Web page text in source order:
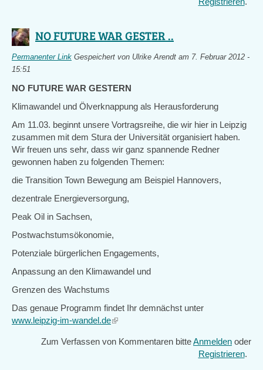
NO FUTURE WAR GESTER ..
Permanenter Link Gespeichert von Ulrike Arendt am 7. Februar 2012 -
15:51
NO FUTURE WAR GESTERN
Klimawandel und Ölverknappung als Herausforderung
Am 11.03. beginnt unsere Vortragsreihe, die wir hier in Leipzig
zusammen mit dem Stura der Universität organisiert haben.
Wir freuen uns sehr, dass wir ganz spannende Redner
gewonnen haben zu folgenden Themen:
die Transition Town Bewegung am Beispiel Hannovers,
dezentrale Energieversorgung,
Peak Oil in Sachsen,
Postwachstumsökonomie,
Potenziale bürgerlichen Engagements,
Anpassung an den Klimawandel und
Grenzen des Wachstums
Das genaue Programm findet Ihr demnächst unter
www.leipzig-im-wandel.de(link
external)
Zum Verfassen von Kommentaren bitteAnmelden oder
Registrieren.